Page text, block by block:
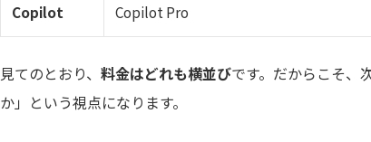
Copilot Copilot Pro
見てのとおり、 料金はどれも横並びです。だからこそ、
か」という視点になります。